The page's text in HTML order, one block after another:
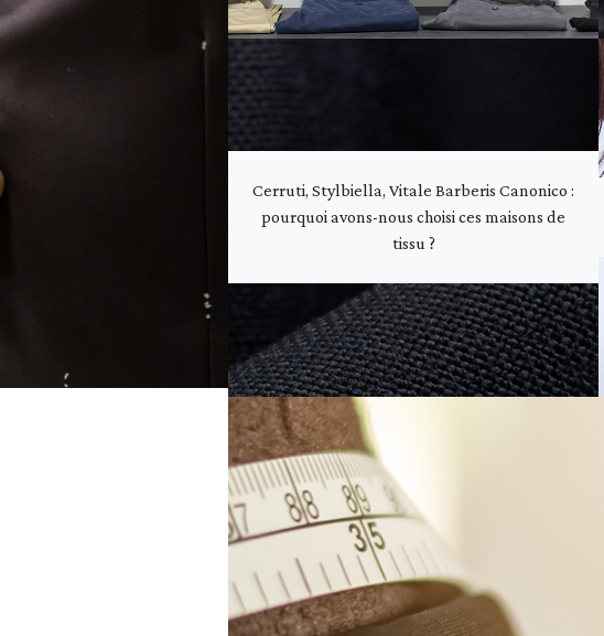
Cerruti, Stylbiella, Vitale Barberis Canonico :
pourquoi avons-nous choisi ces maisons de
tissu ?